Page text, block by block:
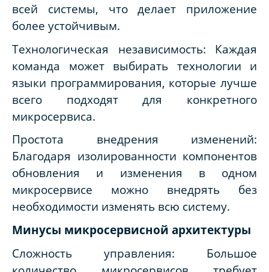
всей системы, что делает приложение
более устойчивым.
Технологическая независимость: Каждая
команда может выбирать технологии и
языки программирования, которые лучше
всего подходят для конкретного
микросервиса.
Простота внедрения изменений:
Благодаря изолированности компонентов
обновления и изменения в одном
микросервисе можно внедрять без
необходимости изменять всю систему.
Минусы микросервисной архитектуры
Сложность управления: Большое